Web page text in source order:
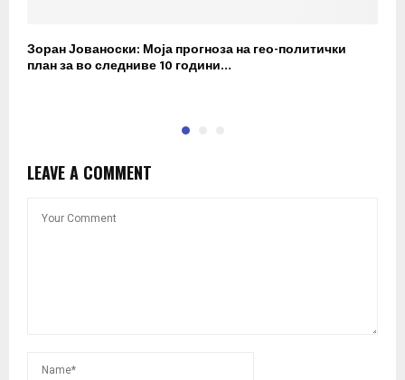
Зоран Јованоски: Моја прогноза на гео-политички
план за во следниве 10 години…
LEAVE A COMMENT